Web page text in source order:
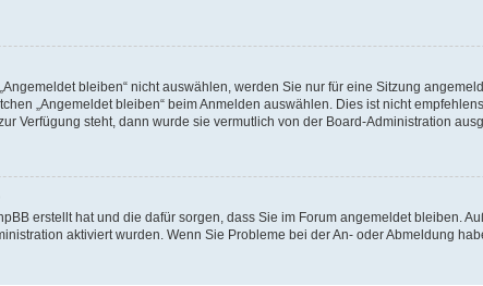
bleiben“ nicht auswählen, werden Sie nur für eine Sitzung
„Angemeldet bleiben“ beim Anmelden auswählen. Dies ist nicht
Verfügung steht, dann wurde sie vermutlich von der Board-Administration
erstellt hat und die dafür sorgen, dass Sie im Forum angemeldet bleiben.
aktiviert wurden. Wenn Sie Probleme bei der An- oder Abmeldung